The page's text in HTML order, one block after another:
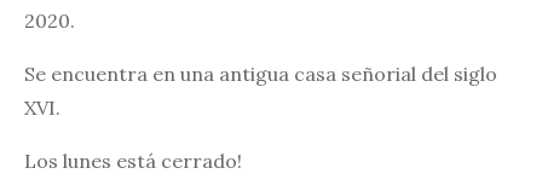
2020.
Se encuentra en una antigua casa señorial del siglo
XVI.
Los lunes está cerrado!